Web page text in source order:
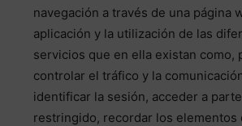
navegación a través de una página
aplicación y la utilización de las
servicios que en ella existan como,
controlar el tráfico y la
identificar la sesión, acceder a
restringido, recordar los elementos